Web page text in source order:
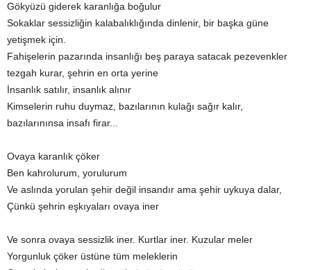
Gökyüzü giderek karanlığa boğulur
Sokaklar sessizliğin kalabalıklığında dinlenir, bir başka güne
yetişmek için.
Fahişelerin pazarında insanlığı beş paraya satacak pezevenkler
tezgah kurar, şehrin en orta yerine
İnsanlık satılır, insanlık alınır
Kimselerin ruhu duymaz, bazılarının kulağı sağır kalır,
bazılarınınsa insafı firar...
Ovaya karanlık çöker
Ben kahrolurum, yorulurum
Ve aslında yorulan şehir değil insandır ama şehir uykuya dalar,
Çünkü şehrin eşkıyaları ovaya iner
Ve sonra ovaya sessizlik iner. Kurtlar iner. Kuzular meler
Yorgunluk çöker üstüne tüm meleklerin